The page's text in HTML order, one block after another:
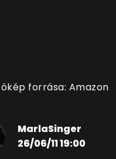
forrása: Amazon
MarlaSinger
26/06/11 19:00